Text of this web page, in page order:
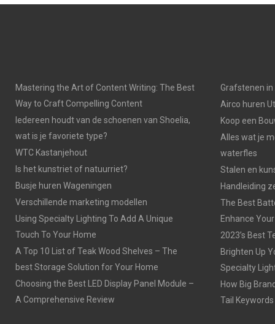
Mastering the Art of Content Writing: The Best
Way to Craft Compelling Content
Iedereen houdt van de schoenen van Shoelia,
wat is je favoriete type?
WTC Kastanjehout
Is het kunstriet of natuurriet?
Busje huren Wageningen
Verschillende marketing modellen
Using Specialty Lighting To Add A Unique
Touch To Your Home
A Top 10 List of Teak Wood Shelves – The
best Storage Solution for Your Home
Choosing the Best LED Display Panel Module –
A Comprehensive Review
Grafstenen
Airco huren
Koop een
Alles wat je
waterfles
Stalen en
Handleiding
The Best
Enhance
2023’s Best
Brighten Up
Specialty
How Big
Tail Keywords